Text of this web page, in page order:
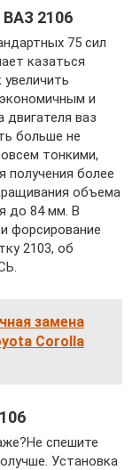
2106
75 сил
казаться
и
ваз
больше не
тонкими,
получения более
объема
до 84 мм. В
форсирование
2103, об
замена
Corolla
спешите
Установка